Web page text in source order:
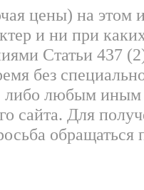
цены) на этом
и ни при
Статьи 437
без
либо любым
сайта. Для